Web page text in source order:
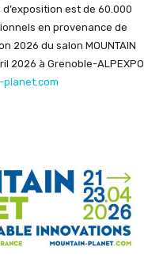
est de 60.000
en provenance de
2026 du salon MOUNTAIN
2026 à Grenoble-ALPEXPO